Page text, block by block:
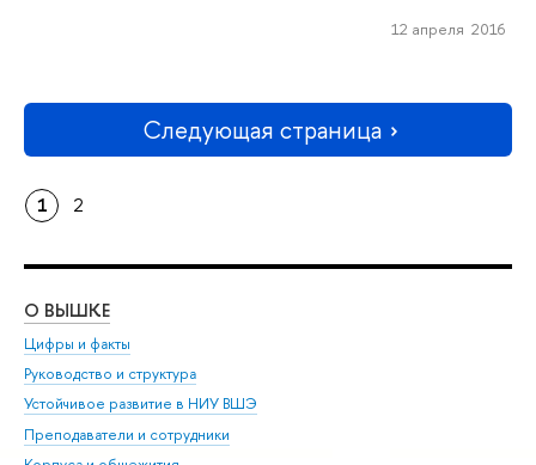
12 апреля 2016
Следующая страница
1 2
О ВЫШКЕ
Цифры и факты
Руководство и структура
Устойчивое развитие в НИУ ВШЭ
Преподаватели и сотрудники